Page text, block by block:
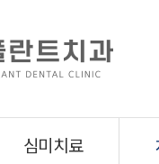
심미치료